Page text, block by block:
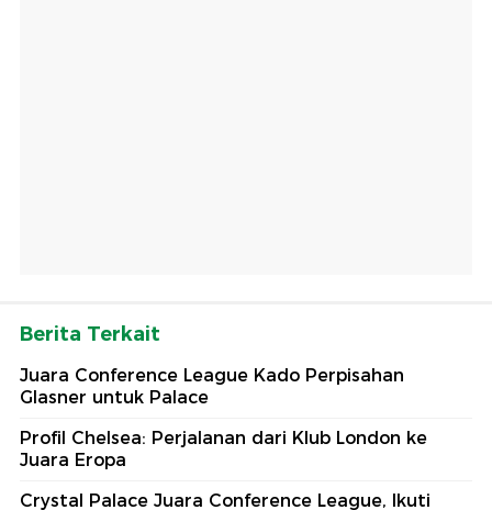
Berita Terkait
Juara Conference League Kado Perpisahan
Glasner untuk Palace
Profil Chelsea: Perjalanan dari Klub London ke
Juara Eropa
Crystal Palace Juara Conference League, Ikuti